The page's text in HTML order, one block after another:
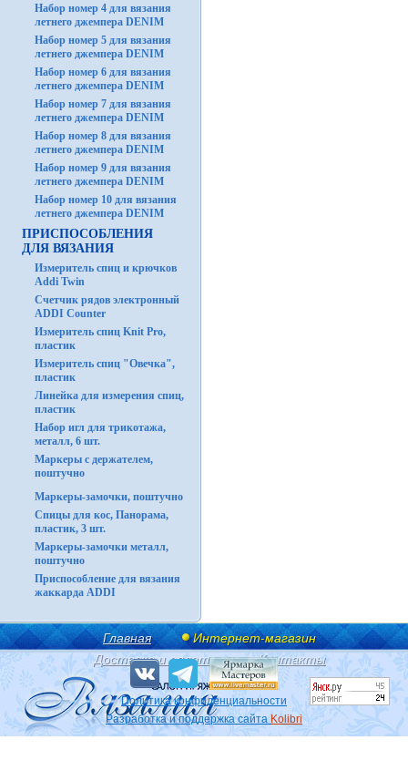
Набор номер 4 для вязания
летнего джемпера DENIM
Набор номер 5 для вязания
летнего джемпера DENIM
Набор номер 6 для вязания
летнего джемпера DENIM
Набор номер 7 для вязания
летнего джемпера DENIM
Набор номер 8 для вязания
летнего джемпера DENIM
Набор номер 9 для вязания
летнего джемпера DENIM
Набор номер 10 для вязания
летнего джемпера DENIM
ПРИСПОСОБЛЕНИЯ
ДЛЯ ВЯЗАНИЯ
Измеритель спиц и крючков
Addi Twin
Счетчик рядов электронный
ADDI Counter
Измеритель спиц Knit Pro,
пластик
Измеритель спиц "Овечка",
пластик
Линейка для измерения спиц,
пластик
Набор игл для трикотажа,
металл, 6 шт.
Маркеры с держателем,
поштучно
Маркеры-замочки, поштучно
Спицы для кос, Панорама,
пластик, 3 шт.
Маркеры-замочки металл,
поштучно
Приспособление для вязания
жаккарда ADDI
Главная
Интернет-магазин
Доставка и оплата
Контакты
Политика конфиденциальности
Разработка и поддержка сайта Kolibri